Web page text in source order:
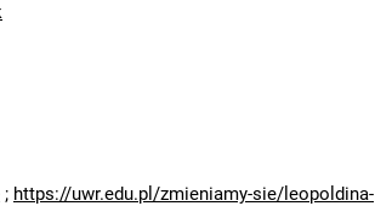
; https://uwr.edu.pl/zmieniamy-sie/leopoldina-